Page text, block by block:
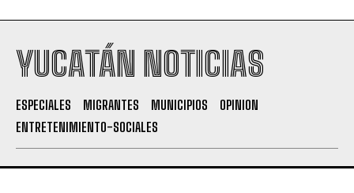
YUCATÁN NOTICIAS
ESPECIALES MIGRANTES MUNICIPIOS
OPINION
ENTRETENIMIENTO-SOCIALES